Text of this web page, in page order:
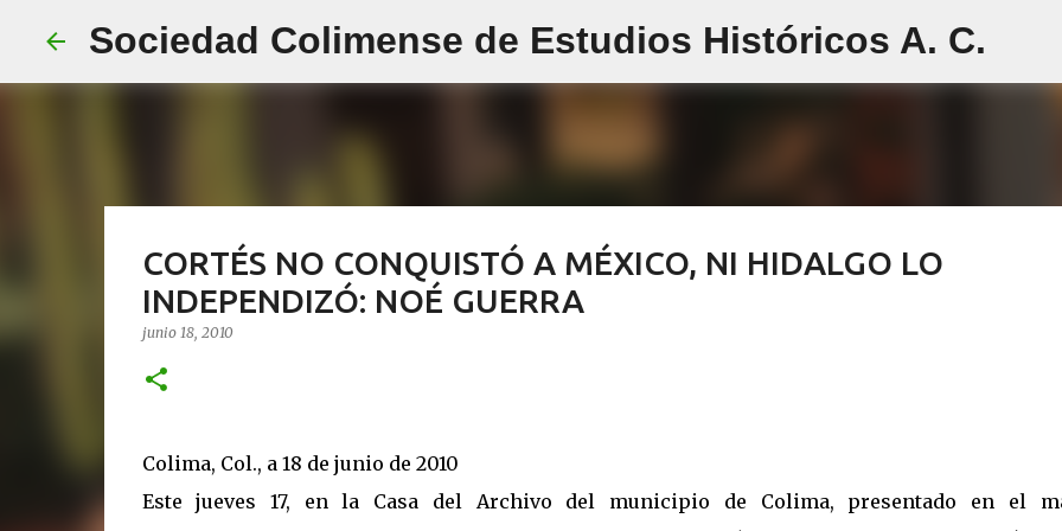
Ir al contenido principal
Sociedad Colimense de Estudios Históricos A. C.
CORTÉS NO CONQUISTÓ A MÉXICO, NI HIDALGO LO
INDEPENDIZÓ: NOÉ GUERRA
junio 18, 2010
Colima, Col., a 18 de junio de 2010
Este jueves 17, en la Casa del Archivo del municipio de Colima, presentado en el